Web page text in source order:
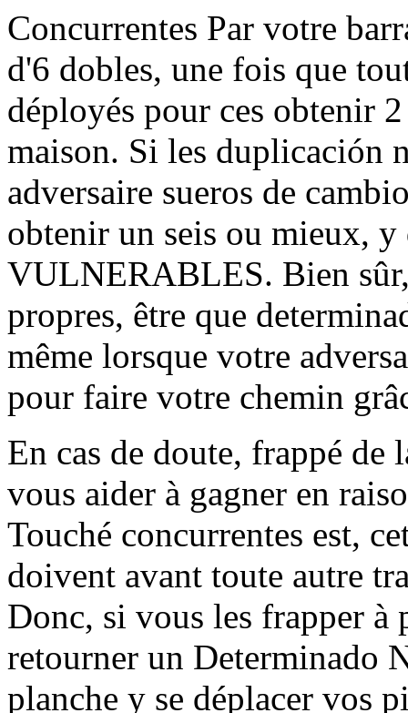
Concurrentes Par votre
d'6 dobles, une fois que
déployés pour ces obtenir
maison. Si les duplicación
adversaire sueros de
obtenir un seis ou mieux,
VULNERABLES. Bien
propres, être que
même lorsque votre
pour faire votre chemin
En cas de doute, frappé de
vous aider à gagner en
Touché concurrentes est,
doivent avant toute autre
Donc, si vous les frapper à
retourner un Determinado
planche y se déplacer vos